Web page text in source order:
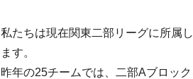
私たちは現在関東二部リーグに所属
ます。
昨年の25チームでは、二部Aブロッ